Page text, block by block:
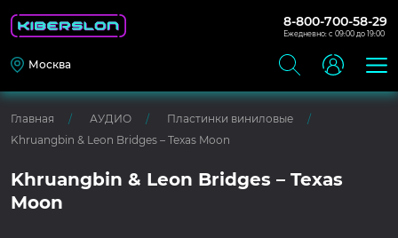
8-800-700-58-29
Ежедневно: с 09:00 до 19:00
Москва
Главная АУДИО
Пластинки виниловые
Khruangbin & Leon Bridges – Texas Moon
Khruangbin & Leon Bridges – Texas
Moon